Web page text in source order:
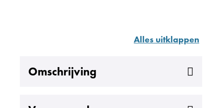
Alles uitklappen
Omschrijving
Uitklappen